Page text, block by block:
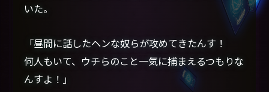
いた。
「昼間に話したヘンな奴らが攻めてきたんす！
何人もいて、ウチらのこと一気に捕まえるつもりな
んすよ！」